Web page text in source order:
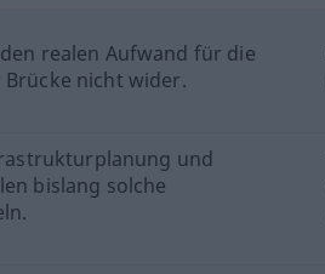
realen Aufwand für die
nicht wider.
und
bislang solche